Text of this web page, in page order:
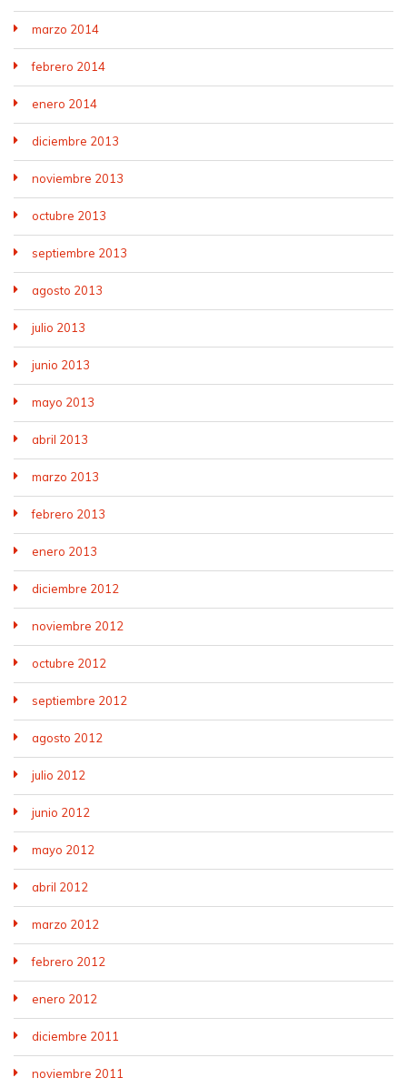
marzo 2014
febrero 2014
enero 2014
diciembre 2013
noviembre 2013
octubre 2013
septiembre 2013
agosto 2013
julio 2013
junio 2013
mayo 2013
abril 2013
marzo 2013
febrero 2013
enero 2013
diciembre 2012
noviembre 2012
octubre 2012
septiembre 2012
agosto 2012
julio 2012
junio 2012
mayo 2012
abril 2012
marzo 2012
febrero 2012
enero 2012
diciembre 2011
noviembre 2011